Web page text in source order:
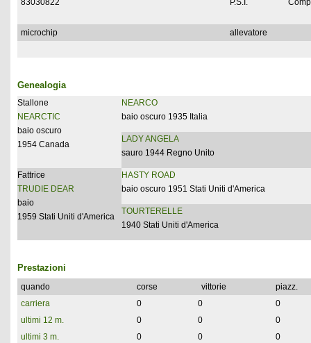
83030822 P.S.I.
microchip allevatore
Genealogia
Stallone
NEARCTIC
baio oscuro
1954 Canada
NEARCO
baio oscuro 1935 Italia
LADY ANGELA
sauro 1944 Regno Unito
Fattrice
TRUDIE DEAR
baio
1959 Stati Uniti d'America
HASTY ROAD
baio oscuro 1951 Stati Uniti d'America
TOURTERELLE
1940 Stati Uniti d'America
Prestazioni
quando corse vittorie
piazz.
carriera
0 0
0
ultimi 12 m.
0 0
0
ultimi 3 m.
0 0 0